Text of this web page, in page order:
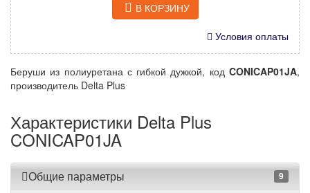
В КОРЗИНУ
Условия оплаты
Беруши из полиуретана с гибкой дужкой, код CONICAP01JA,
производитель Delta Plus
Характеристики Delta Plus
CONICAP01JA
Общие параметры 9